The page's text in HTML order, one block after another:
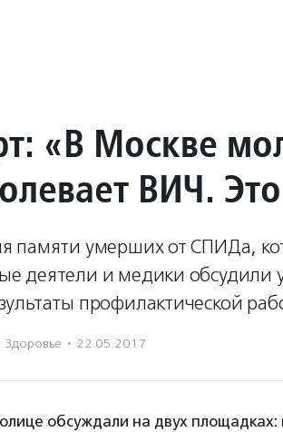
«В Москве
ВИЧ.
памяти умерших от СПИДа,
деятели и медики обсудили
профилактической
Здоровье · 22.05.2017
обсуждали на двух площадках: